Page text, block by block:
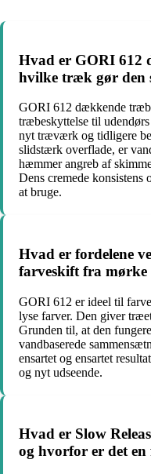
Hvad er GORI 612
hvilke træk gør den
GORI 612 dækkende
træbeskyttelse til
nyt træværk og tidligere
slidstærk overflade, er
hæmmer angreb af
Dens cremede
at bruge.
Hvad er fordelene
farveskift fra mørke
GORI 612 er ideel til
lyse farver. Den giver
Grunden til, at den
vandbaserede
ensartet og ensartet
og nyt udseende.
Hvad er Slow
og hvorfor er det en